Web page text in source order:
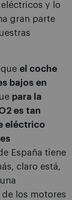
y lo
gran parte
el coche
bajos en
para la
es tan
eléctrico
España tiene
claro está,
los motores